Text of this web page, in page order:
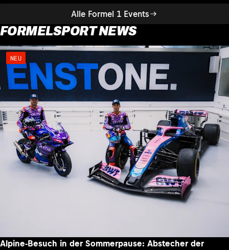
Alle Formel 1 Events
FORMELSPORT NEWS
NEU
Alpine-Besuch in der Sommerpause: Abstecher der